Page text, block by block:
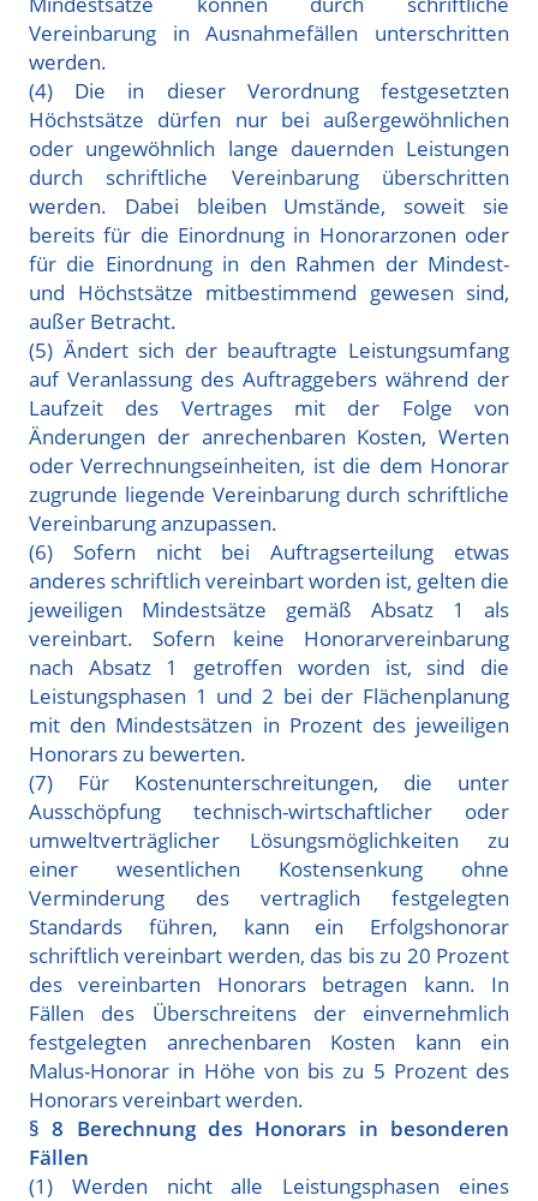
Vereinbarung in Ausnahmefällen unterschritten
werden.
(4) Die in dieser Verordnung festgesetzten
Höchstsätze dürfen nur bei außergewöhnlichen
oder ungewöhnlich lange dauernden Leistungen
durch schriftliche Vereinbarung überschritten
werden. Dabei bleiben Umstände, soweit sie
bereits für die Einordnung in Honorarzonen oder
für die Einordnung in den Rahmen der Mindest-
und Höchstsätze mitbestimmend gewesen sind,
außer Betracht.
(5) Ändert sich der beauftragte Leistungsumfang
auf Veranlassung des Auftraggebers während der
Laufzeit des Vertrages mit der Folge von
Änderungen der anrechenbaren Kosten, Werten
oder Verrechnungseinheiten, ist die dem Honorar
zugrunde liegende Vereinbarung durch schriftliche
Vereinbarung anzupassen.
(6) Sofern nicht bei Auftragserteilung etwas
anderes schriftlich vereinbart worden ist, gelten die
jeweiligen Mindestsätze gemäß Absatz 1 als
vereinbart. Sofern keine Honorarvereinbarung
nach Absatz 1 getroffen worden ist, sind die
Leistungsphasen 1 und 2 bei der Flächenplanung
mit den Mindestsätzen in Prozent des jeweiligen
Honorars zu bewerten.
(7) Für Kostenunterschreitungen, die unter
Ausschöpfung technisch-wirtschaftlicher oder
umweltverträglicher Lösungsmöglichkeiten zu
einer wesentlichen Kostensenkung ohne
Verminderung des vertraglich festgelegten
Standards führen, kann ein Erfolgshonorar
schriftlich vereinbart werden, das bis zu 20 Prozent
des vereinbarten Honorars betragen kann. In
Fällen des Überschreitens der einvernehmlich
festgelegten anrechenbaren Kosten kann ein
Malus-Honorar in Höhe von bis zu 5 Prozent des
Honorars vereinbart werden.
§ 8 Berechnung des Honorars in besonderen
Fällen
(1) Werden nicht alle Leistungsphasen eines